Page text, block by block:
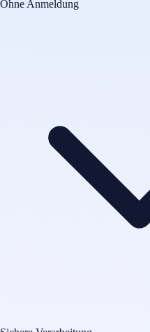
Ohne Anmeldung